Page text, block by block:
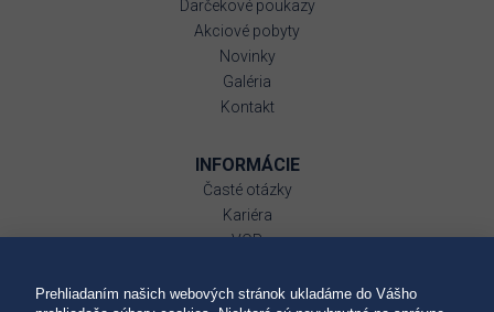
Darčekové poukazy
Akciové pobyty
Novinky
Galéria
Kontakt
INFORMÁCIE
Časté otázky
Kariéra
VOP
GDPR
Prehliadaním našich webových stránok ukladáme do Vášho